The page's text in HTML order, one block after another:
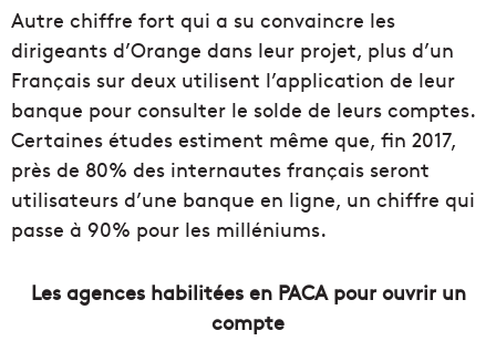
Autre chiffre fort qui a su convaincre les
dirigeants d’Orange dans leur projet, plus d’un
Français sur deux utilisent l’application de leur
banque pour consulter le solde de leurs comptes.
Certaines études estiment même que, fin 2017,
près de 80% des internautes français seront
utilisateurs d’une banque en ligne, un chiffre qui
passe à 90% pour les milléniums.
Les agences habilitées en PACA pour ouvrir un
compte